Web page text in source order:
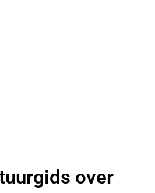
over